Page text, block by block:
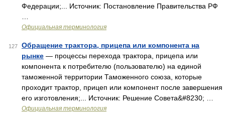
Федерации;... Источник: Постановление Правительства РФ
Официальная терминология
127
Обращение трактора, прицепа или компонента на
рынке — процессы перехода трактора, прицепа или
компонента к потребителю (пользователю) на единой
таможенной территории Таможенного союза, которые
проходит трактор, прицеп или компонент после завершения
его изготовления;... Источник: Решение Совета&#8230; …
Официальная терминология